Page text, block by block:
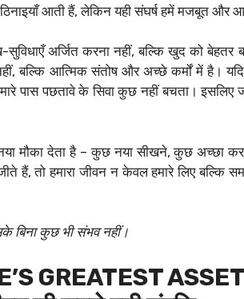
आती हैं, लेकिन यही संघर्ष हमें मजबूत और
सुविधाएँ अर्जित करना नहीं, बल्कि खुद को बेहतर
बल्कि आत्मिक संतोष और अच्छे कर्मों में है।
पास पछतावे के सिवा कुछ नहीं बचता।
मौका देता है – कुछ नया सीखने, कुछ अच्छा
तो हमारा जीवन न केवल हमारे लिए बल्कि
बिना कुछ भी संभव नहीं।
GREATEST ASSET